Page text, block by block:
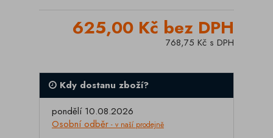
625,00 Kč bez DPH
768,75 Kč s DPH
Kdy dostanu zboží?
pondělí 10.08.2026
Osobní odběr - v naší prodejně